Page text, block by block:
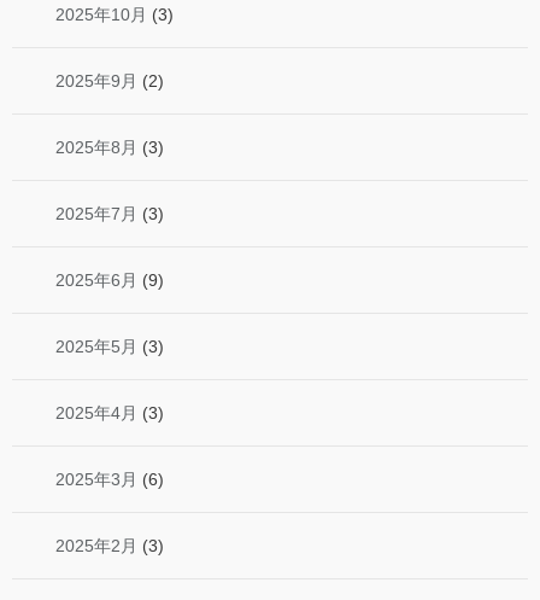
2025年10月 (3)
2025年9月 (2)
2025年8月 (3)
2025年7月 (3)
2025年6月 (9)
2025年5月 (3)
2025年4月 (3)
2025年3月 (6)
2025年2月 (3)